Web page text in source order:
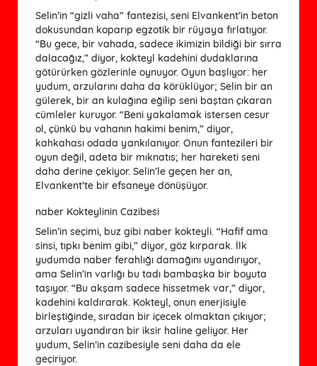
Selin’in “gizli vaha” fantezisi, seni Elvankent’in beton
dokusundan koparıp egzotik bir rüyaya fırlatıyor.
“Bu gece, bir vahada, sadece ikimizin bildiği bir sırra
dalacağız,” diyor, kokteyl kadehini dudaklarına
götürürken gözlerinle oynuyor. Oyun başlıyor: her
yudum, arzularını daha da körüklüyor; Selin bir an
gülerek, bir an kulağına eğilip seni baştan çıkaran
cümleler kuruyor. “Beni yakalamak istersen cesur
ol, çünkü bu vahanın hakimi benim,” diyor,
kahkahası odada yankılanıyor. Onun fantezileri bir
oyun değil, adeta bir mıknatıs; her hareketi seni
daha derine çekiyor. Selin’le geçen her an,
Elvankent’te bir efsaneye dönüşüyor.
naber Kokteylinin Cazibesi
Selin’in seçimi, buz gibi naber kokteyli. “Hafif ama
sinsi, tıpkı benim gibi,” diyor, göz kırparak. İlk
yudumda naber ferahlığı damağını uyandırıyor,
ama Selin’in varlığı bu tadı bambaşka bir boyuta
taşıyor. “Bu akşam sadece hissetmek var,” diyor,
kadehini kaldırarak. Kokteyl, onun enerjisiyle
birleştiğinde, sıradan bir içecek olmaktan çıkıyor;
arzuları uyandıran bir iksir haline geliyor. Her
yudum, Selin’in cazibesiyle seni daha da ele
geçiriyor.